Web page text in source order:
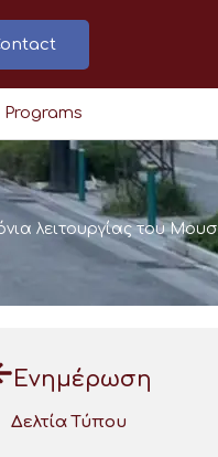
λειτουργίας του
Ενημέρωση
Δελτία Τύπου